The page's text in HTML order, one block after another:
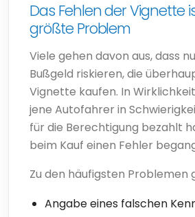
Das Fehlen der Vignette
größte Problem
Viele gehen davon aus, dass
Bußgeld riskieren, die
Vignette kaufen. In
jene Autofahrer in
für die Berechtigung bezahlt
beim Kauf einen Fehler
Zu den häufigsten Problemen
Angabe eines falschen